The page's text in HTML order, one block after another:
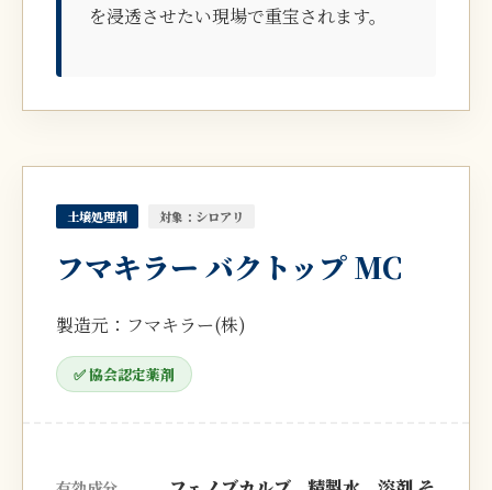
を浸透させたい現場で重宝されます。
土壌処理剤 対象：シロアリ
フマキラー バクトップ MC
製造元：フマキラー(株)
✅ 協会認定薬剤